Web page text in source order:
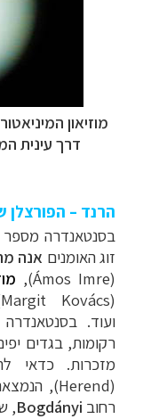
מוזיאון
דרך עינית
הרנד – הפורצלן
בסנטאנדרה מספר
זוג האומנים אנה
(
Ámos Imre
),
(
Margit Kovács
ועוד.
רקומות, בגדים
מזכרות. כדאי
(
Herend
),
רחוב Bogdányi
,